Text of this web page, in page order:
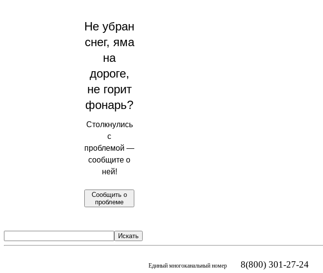
Не убран
снег, яма
на
дороге,
не горит
фонарь?
Столкнулись
с
проблемой —
сообщите о
ней!
Сообщить о
проблеме
Искать
Единый многоканальный номер 8(800) 301-27-24